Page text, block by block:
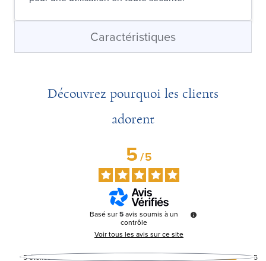
Caractéristiques
Découvrez pourquoi les clients
adorent
5/5
Basé sur5 avis soumis à un
contrôle
Voir tous les avis sur ce site
5étoiles 5